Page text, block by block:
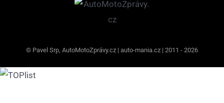
© Pavel Srp, AutoMotoZprávy.cz | auto-mania.cz | 2011 - 2026